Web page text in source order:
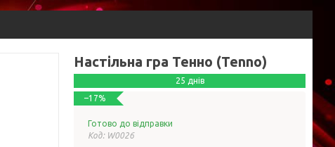
Настільна гра Тенно (Tenno)
25 днів
–17%
Готово до відправки
Код: W0026